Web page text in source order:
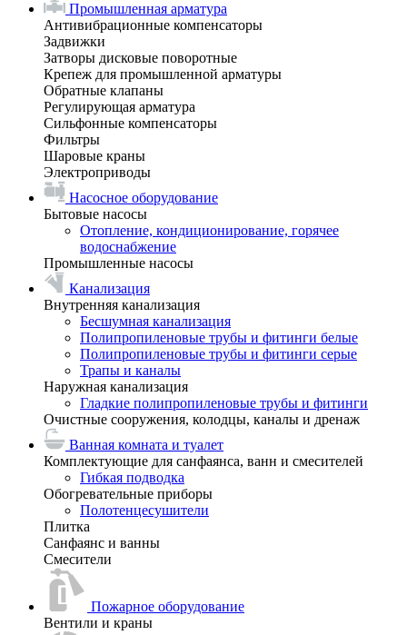
Промышленная арматура
Антивибрационные компенсаторы
Задвижки
Затворы дисковые поворотные
Крепеж для промышленной арматуры
Обратные клапаны
Регулирующая арматура
Сильфонные компенсаторы
Фильтры
Шаровые краны
Электроприводы
Насосное оборудование
Бытовые насосы
Отопление, кондиционирование, горячее
водоснабжение
Промышленные насосы
Канализация
Внутренняя канализация
Бесшумная канализация
Полипропиленовые трубы и фитинги белые
Полипропиленовые трубы и фитинги серые
Трапы и каналы
Наружная канализация
Гладкие полипропиленовые трубы и фитинги
Очистные сооружения, колодцы, каналы и дренаж
Ванная комната и туалет
Комплектующие для санфаянса, ванн и смесителей
Гибкая подводка
Обогревательные приборы
Полотенцесушители
Плитка
Санфаянс и ванны
Смесители
Пожарное оборудование
Вентили и краны